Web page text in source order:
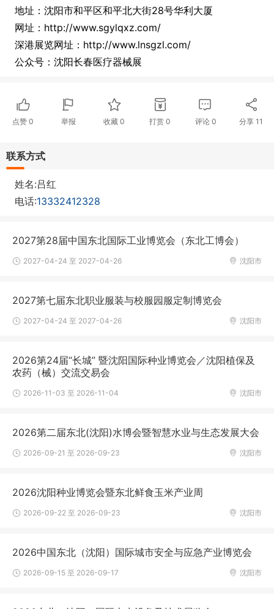
地址：沈阳市和平区和平北大街28号华利大厦
网址：http://www.sgylqxz.com/
深港展览网址：http://www.lnsgzl.com/
公众号：沈阳长春医疗器械展
点赞 0 举报 收藏0 打赏 0 评论 0 分享11
联系方式
姓名:吕红
电话:13332412328
2027第28届中国东北国际工业博览会（东北工博会）
沈阳市
2027-04-24 至 2027-04-26
2027第七届东北职业服装与校服园服定制博览会
沈阳市
2027-04-24 至 2027-04-26
2026第24届“长城” 暨沈阳国际种业博览会／沈阳植保及
农药（械）交流交易会
沈阳市
2026-11-03 至 2026-11-04
2026第二届东北(沈阳)水博会暨智慧水业与生态发展大会
沈阳市
2026-09-21 至 2026-09-23
2026沈阳种业博览会暨东北鲜食玉米产业周
沈阳市
2026-09-22 至 2026-09-23
2026中国东北（沈阳）国际城市安全与应急产业博览会
沈阳市
2026-09-15 至 2026-09-17